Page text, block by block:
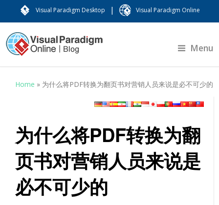
Visual Paradigm Desktop | Visual Paradigm Online
Menu
Home » 为什么将PDF转换为翻页书对营销人员来说是必不可少的
为什么将PDF转换为翻
页书对营销人员来说是
必不可少的